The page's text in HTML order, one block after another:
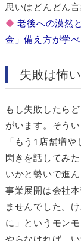
思いはどんどん
◆老後への漠然
金」備え方が学べ
失敗は怖
もし失敗したら
がいます。そう
「もう1店舗増
閃きを話してみ
いかと勢いで進
事業展開は会社
ませんでした。
に」というモン
やらなければ、